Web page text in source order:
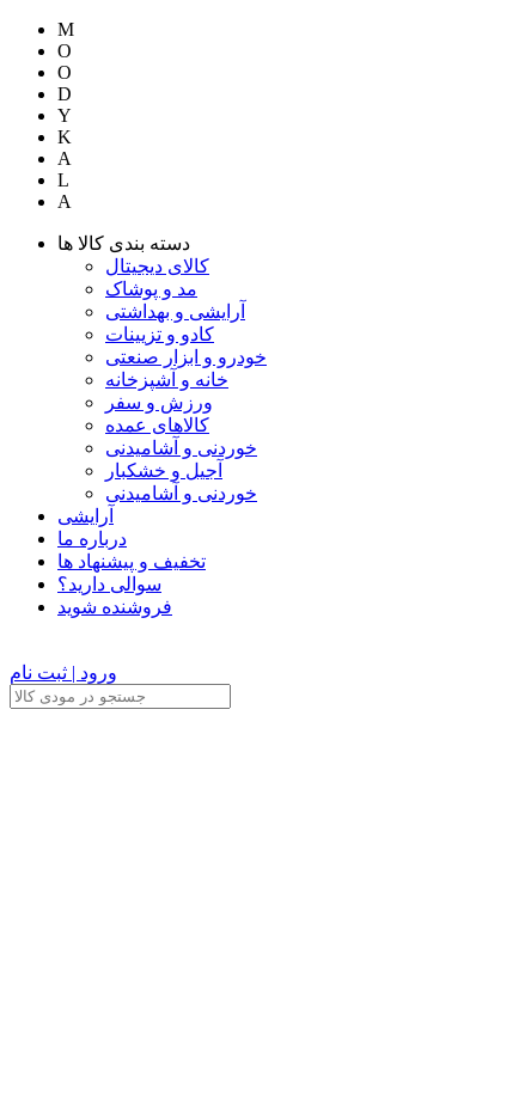
M
O
O
D
Y
K
A
L
A
دسته بندی کالا ها
کالای دیجیتال
مد و پوشاک
آرایشی و بهداشتی
کادو و تزیینات
خودرو و ابزار صنعتی
خانه و آشپزخانه
ورزش و سفر
کالاهای عمده
خوردنی و آشامیدنی
آجیل و خشکبار
خوردنی و آشامیدنی
آرایشی
درباره ما
تخفیف و پیشنهاد ها
سوالی دارید؟
فروشنده شوید
ورود | ثبت نام